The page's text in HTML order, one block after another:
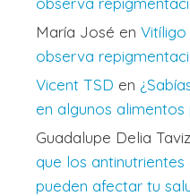
María José en
observa
Vicent TSD en
en algunos
Guadalupe Delia
que los
pueden afectar tu